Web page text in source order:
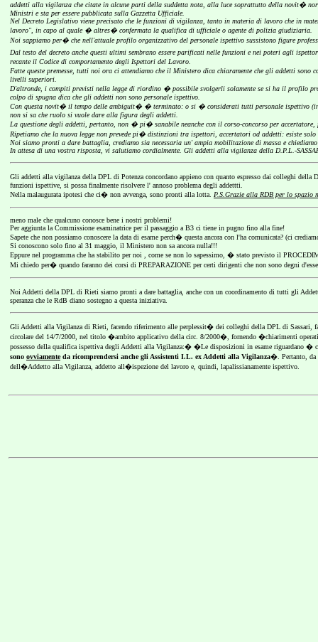
addetti alla vigilanza che citate in alcune parti della suddetta nota, alla luce soprattutto della novit�
Ministri e sta per essere pubblicata sulla Gazzetta Ufficiale.
Nel Decreto Legislativo viene precisato che le funzioni di vigilanza, tanto in materia di lavoro che in
lavoro", in capo al quale � altres� confermata la qualifica di ufficiale o agente di polizia giudiziaria.
Noi sappiamo per� che nell'attuale profilo organizzativo del personale ispettivo sussistono figure
Dal testo del decreto anche questi ultimi sembrano essere parificati nelle funzioni e nei poteri agli
recante il Codice di comportamento degli Ispettori del Lavoro.
Fatte queste premesse, tutti noi ora ci attendiamo che il Ministero dica chiaramente che gli addetti
livelli superiori.
D'altronde, i compiti previsti nella legge di riordino � possibile svolgerli solamente se si ha il profilo
colpo di spugna dica che gli addetti non sono personale ispettivo.
Con questa novit� il tempo delle ambiguit� � terminato: o si � considerati tutti personale ispettivo
non si sa che ruolo si vuole dare alla figura degli addetti.
La questione degli addetti, pertanto, non � pi� sanabile neanche con il corso-concorso per
Ripetiamo che la nuova legge non prevede pi� distinzioni tra ispettori, accertatori od addetti: esiste
Noi siamo pronti a dare battaglia, crediamo sia necessaria un' ampia mobilitazione di massa e
In attesa di una vostra risposta, vi salutiamo cordialmente. Gli addetti alla vigilanza della D.P.L.-
Gli addetti alla vigilanza della DPL di Potenza concordano appieno con quanto espresso dai colleghi
funzioni ispettive, si possa finalmente risolvere l' annoso problema degli addettti.
Nella malaugurata ipotesi che ci� non avvenga, sono pronti alla lotta. P.S.Grazie alla RDB per lo spazio
meno male che qualcuno conosce bene i nostri problemi!
Per aggiunta la Commissione esaminatrice per il passaggio a B3 ci tiene in pugno fino alla fine!
Sapete che non possiamo conoscere la data di esame perch� questa ancora con l'ha comunicata? (ci
Si conoscono solo fino al 31 maggio, il Ministero non sa ancora nulla!!!
Eppure nel programma che ha stabilito per noi , come se non lo sapessimo, � stato previsto il
Mi chiedo per� quando faranno dei corsi di PREPARAZIONE per certi dirigenti che non sono degni
Noi Addetti della DPL di Rieti siamo pronti a dare battaglia, anche con un coordinamento di tutti gli
speranza che le RdB diano sostegno a questa iniziativa.
Gli Addetti alla Vigilanza di Rieti, facendo riferimento alle perplessit� dei colleghi della DPL di Sassari,
circolare del 14/7/2000, nel titolo �ambito applicativo della circ. 8/2000�, fornendo �chiarimenti
possesso della qualifica ispettiva degli Addetti alla Vigilanza:� �Le disposizioni in esame riguardano
sono ovviamenteda ricomprendersi anche gli Assistenti I.L. ex Addetti alla Vigilanza�. Pertanto,
dell�Addetto alla Vigilanza, addetto all�ispezione del lavoro e, quindi, lapalissianamente ispettivo.